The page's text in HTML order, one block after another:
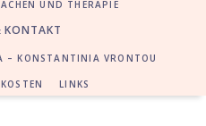
UND THERAPIE
KONTAKT
– KONSTANTINIA VRONTOU
LINKS